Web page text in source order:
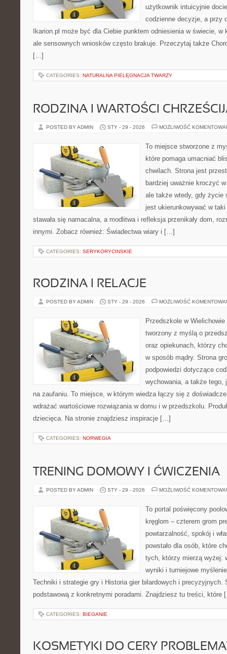
użytkownik intuicyjnie
codzienne decyzje, a przy
Ikarion.pl może być dla Ciebie punktem odniesienia w świecie,
ale sensownych wniosków często brakuje. Przeczytaj także
[…]
CATEGORIES: NATURALNA PIELĘGNACJA TWARZY
RODZINA I WARTOŚCI
POSTED BY ADMIN STY - 29 - 2026 MOŻLIWOŚĆ
To miejsce stworzone z
które pomaga umacniać
chwilach. Strona jest
bardziej uważnie kroczyć
ale także wtedy, gdy życie
jest ukierunkowywać w
stawała się namacalna, a modlitwa i refleksja przenikały dom,
innymi. Zobacz również: Świadectwa wiary i […]
CATEGORIES: SERYKORYCINSKIE
RODZINA I RELACJE
POSTED BY ADMIN STY - 29 - 2026 MOŻLIWOŚĆ
Przedszkole w
tworzony z myślą o
oraz opiekunach, którzy
w sposób mądry. Strona
podpowiedzi dotyczące
wychowania, a także tego,
na zaufaniu. To miejsce, w którym wiedza łączy się z
wdrażać wartościowe rozwiązania w domu i w przedszkolu.
dziecięca. Na stronie znajdziesz inspiracje […]
CATEGORIES: NORWEGIA
TRENING DOMOWY I ĆWICZENIA
POSTED BY ADMIN STY - 29 - 2026 MOŻLIWOŚĆ
To portal poświęcony
kręglom – czterem grom
powtarzalność, spokój i
powstało dla osób, które
tych, którzy mierzą wyżej:
wyniki i turniejowe
Techniki i strategie gry i Historia gier bilardowych i precyzyjnych.
podstawową z konkretnymi poradami. Znajdziesz tu treści, które
CATEGORIES: BIEGANIE
KOSMETYKI DO CERY